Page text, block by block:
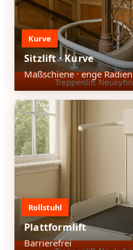
Kurve
Sitzlift · Kurve
Maßschiene · enge Radien
Rollstuhl
Plattformlift
Barrierefrei